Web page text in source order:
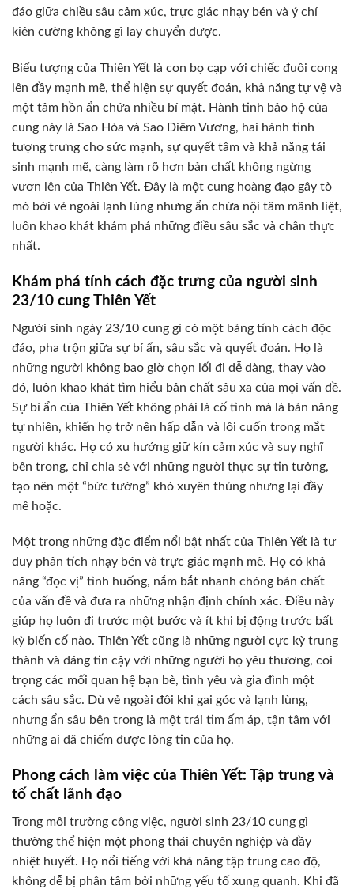
đáo giữa chiều sâu cảm xúc, trực giác nhạy bén và ý chí
kiên cường không gì lay chuyển được.
Biểu tượng của Thiên Yết là con bọ cạp với chiếc đuôi cong
lên đầy mạnh mẽ, thể hiện sự quyết đoán, khả năng tự vệ và
một tâm hồn ẩn chứa nhiều bí mật. Hành tinh bảo hộ của
cung này là Sao Hỏa và Sao Diêm Vương, hai hành tinh
tượng trưng cho sức mạnh, sự quyết tâm và khả năng tái
sinh mạnh mẽ, càng làm rõ hơn bản chất không ngừng
vươn lên của Thiên Yết. Đây là một cung hoàng đạo gây tò
mò bởi vẻ ngoài lạnh lùng nhưng ẩn chứa nội tâm mãnh liệt,
luôn khao khát khám phá những điều sâu sắc và chân thực
nhất.
Khám phá tính cách đặc trưng của người sinh
23/10 cung Thiên Yết
Người sinh ngày 23/10 cung gì có một bảng tính cách độc
đáo, pha trộn giữa sự bí ẩn, sâu sắc và quyết đoán. Họ là
những người không bao giờ chọn lối đi dễ dàng, thay vào
đó, luôn khao khát tìm hiểu bản chất sâu xa của mọi vấn đề.
Sự bí ẩn của Thiên Yết không phải là cố tình mà là bản năng
tự nhiên, khiến họ trở nên hấp dẫn và lôi cuốn trong mắt
người khác. Họ có xu hướng giữ kín cảm xúc và suy nghĩ
bên trong, chỉ chia sẻ với những người thực sự tin tưởng,
tạo nên một “bức tường” khó xuyên thủng nhưng lại đầy
mê hoặc.
Một trong những đặc điểm nổi bật nhất của Thiên Yết là tư
duy phân tích nhạy bén và trực giác mạnh mẽ. Họ có khả
năng “đọc vị” tình huống, nắm bắt nhanh chóng bản chất
của vấn đề và đưa ra những nhận định chính xác. Điều này
giúp họ luôn đi trước một bước và ít khi bị động trước bất
kỳ biến cố nào. Thiên Yết cũng là những người cực kỳ trung
thành và đáng tin cậy với những người họ yêu thương, coi
trọng các mối quan hệ bạn bè, tình yêu và gia đình một
cách sâu sắc. Dù vẻ ngoài đôi khi gai góc và lạnh lùng,
nhưng ẩn sâu bên trong là một trái tim ấm áp, tận tâm với
những ai đã chiếm được lòng tin của họ.
Phong cách làm việc của Thiên Yết: Tập trung và
tố chất lãnh đạo
Trong môi trường công việc, người sinh 23/10 cung gì
thường thể hiện một phong thái chuyên nghiệp và đầy
nhiệt huyết. Họ nổi tiếng với khả năng tập trung cao độ,
không dễ bị phân tâm bởi những yếu tố xung quanh. Khi đã